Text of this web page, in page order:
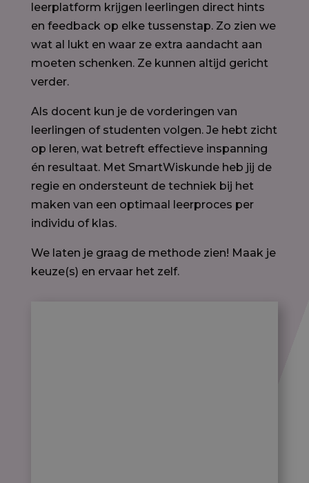
leerplatform krijgen leerlingen direct hints
en feedback op elke tussenstap. Zo zien we
wat al lukt en waar ze extra aandacht aan
moeten schenken. Ze kunnen altijd gericht
verder.
Als docent kun je de vorderingen van
leerlingen of studenten volgen. Je hebt zicht
op leren, wat betreft effectieve inspanning
én resultaat. Met SmartWiskunde heb jij de
regie en ondersteunt de techniek bij het
maken van een optimaal leerproces per
individu of klas.
We laten je graag de methode zien! Maak je
keuze(s) en ervaar het zelf.